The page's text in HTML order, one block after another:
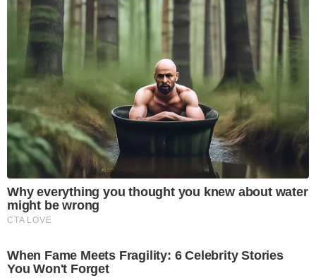
Why everything you thought you knew about water
might be wrong
CTA LOVE
When Fame Meets Fragility: 6 Celebrity Stories
You Won't Forget